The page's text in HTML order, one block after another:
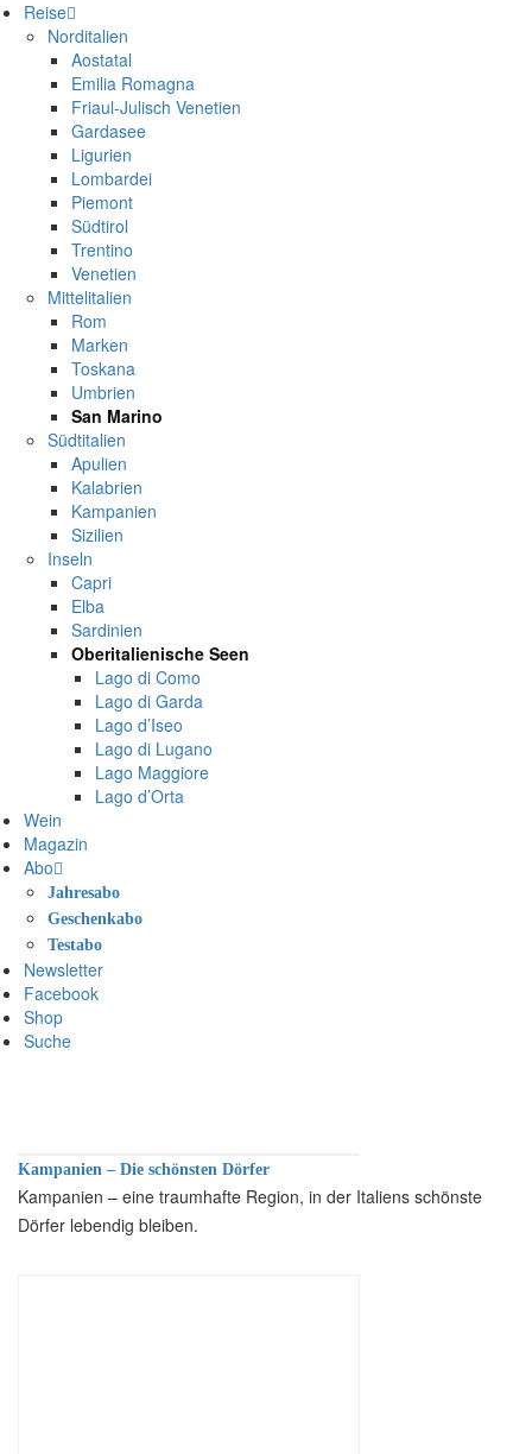
Reise
Norditalien
Aostatal
Emilia Romagna
Friaul-Julisch Venetien
Gardasee
Ligurien
Lombardei
Piemont
Südtirol
Trentino
Venetien
Mittelitalien
Rom
Marken
Toskana
Umbrien
San Marino
Südtitalien
Apulien
Kalabrien
Kampanien
Sizilien
Inseln
Capri
Elba
Sardinien
Oberitalienische Seen
Lago di Como
Lago di Garda
Lago d’Iseo
Lago di Lugano
Lago Maggiore
Lago d’Orta
Wein
Magazin
Abo
Jahresabo
Geschenkabo
Testabo
Newsletter
Facebook
Shop
Suche
Kampanien – Die schönsten Dörfer
Kampanien – eine traumhafte Region, in der Italiens schönste
Dörfer lebendig bleiben.